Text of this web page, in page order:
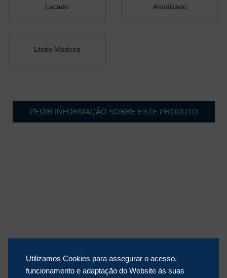
Lacado Anodizado
Efeito Madeira
PEDIR INFORMAÇÃO SOBRE ESTE PRODUTO
Utilizamos Cookies para assegurar o acesso,
funcionamento e adaptação do Website às suas